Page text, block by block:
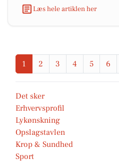
Læs hele artiklen her
1 2 3 4 5 6
Det sker
Erhvervsprofil
Lykønskning
Opslagstavlen
Krop & Sundhed
Sport